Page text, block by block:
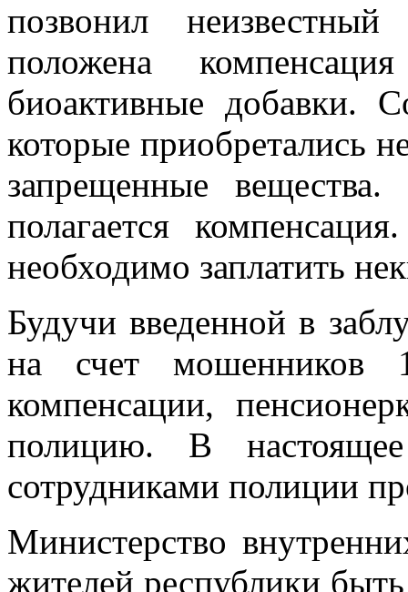
позвонил
положена
биоактивные добавки.
которые приобретались
запрещенные
полагается
необходимо заплатить
Будучи введенной в
на счет мошенников
компенсации,
полицию. В
сотрудниками полиции
Министерство
жителей республики